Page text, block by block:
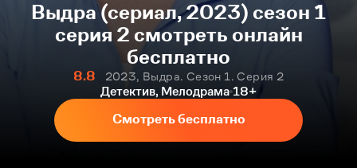
Выдра (сериал, 2023) сезон 1
серия 2 смотреть онлайн
бесплатно
8.8
2023, Выдра. Сезон 1. Серия 2
Детектив, Мелодрама 18+
Смотреть бесплатно